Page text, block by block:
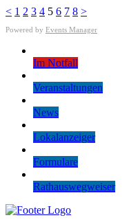
< 1 2 3 4 5 6 7 8 >
Powered by Events Manager
Im Notfall
Veranstaltungen
News
Lokalanzeiger
Formulare
Rathauswegweiser